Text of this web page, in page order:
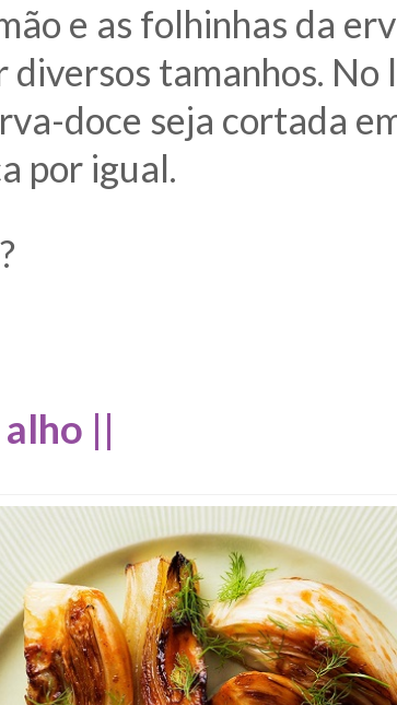
e as folhinhas da
tamanhos. No
doce seja cortada
por igual.
||